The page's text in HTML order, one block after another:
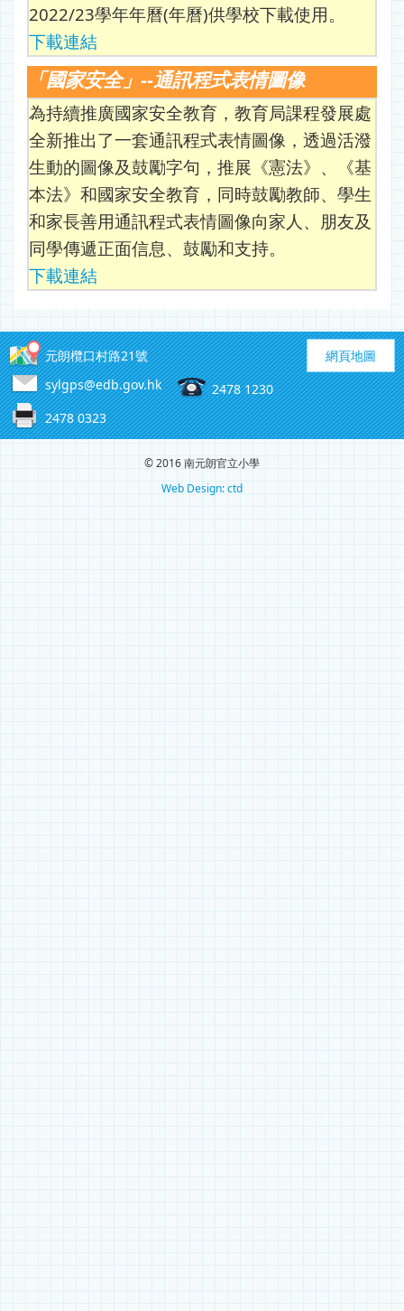
2022/23學年年曆(年曆)供學校下載使用。
下載連結
「國家安全」--通訊程式表情圖像
為持續推廣國家安全教育，教育局課程發展處
全新推出了一套通訊程式表情圖像，透過活潑
生動的圖像及鼓勵字句，推展《憲法》、《基
本法》和國家安全教育，同時鼓勵教師、學生
和家長善用通訊程式表情圖像向家人、朋友及
同學傳遞正面信息、鼓勵和支持。
下載連結
網頁地圖
元朗欖口村路21號
sylgps@edb.gov.hk
2478 1230
2478 0323
© 2016 南元朗官立小學
Web Design: ctd